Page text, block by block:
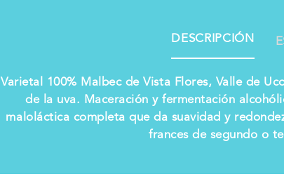
DESCRIPCIÓN
Varietal 100% Malbec de Vista Flores, Valle de
de la uva. Maceración y fermentación
maloláctica completa que da suavidad y
frances de segundo o